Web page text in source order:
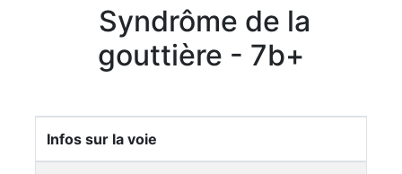
Syndrôme de la
gouttière - 7b+
Infos sur la voie